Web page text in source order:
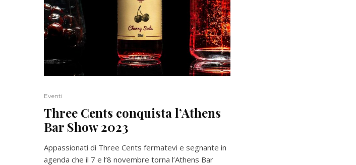
Eventi
Three Cents conquista l’Athens
Bar Show 2023
Appassionati di Three Cents fermatevi e segnante in
agenda che il 7 e l’8 novembre torna l’Athens Bar